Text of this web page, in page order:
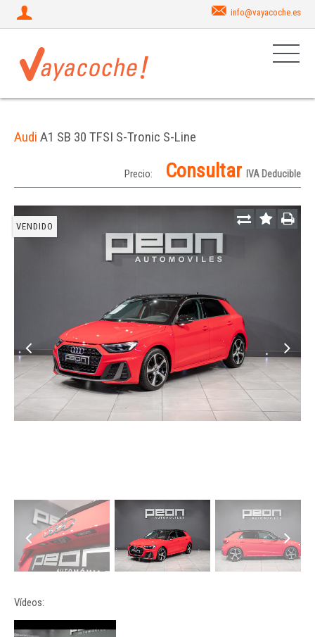
info@vayacoche.es
Audi A1 SB 30 TFSI S-Tronic S-Line
Precio: Consultar IVA Deducible
VENDIDO
Vídeos: